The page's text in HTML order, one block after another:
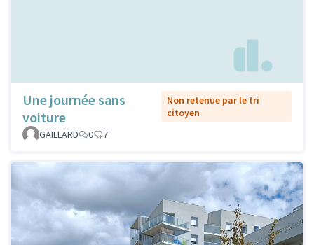
Une journée sans
voiture
Non retenue par le tri
citoyen
GAILLARD
0 7